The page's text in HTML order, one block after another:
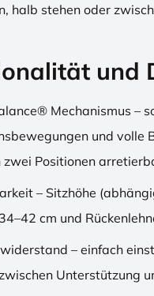
halb stehen oder
und
Mechanismus –
und volle
zwei Positionen
– Sitzhöhe
cm und
– einfach
Unterstützung